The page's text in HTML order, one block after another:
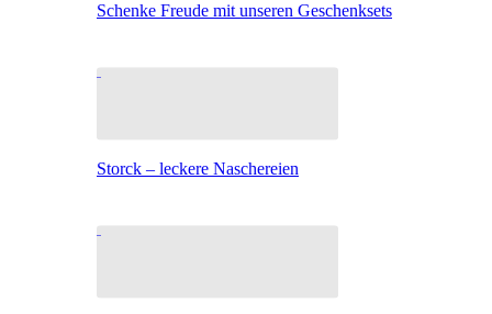
Schenke Freude mit unseren Geschenksets
Storck – leckere Naschereien